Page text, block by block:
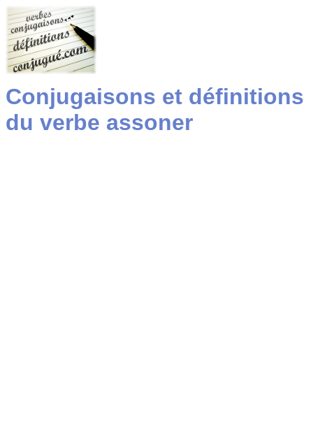
Conjugaisons et définitions
du verbe assoner